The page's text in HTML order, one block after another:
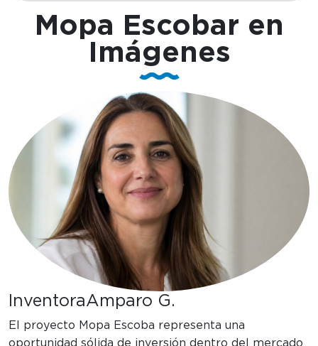
Mopa Escobar en
Imágenes
InventoraAmparo G.
El proyecto Mopa Escoba representa una
oportunidad sólida de inversión dentro del mercado